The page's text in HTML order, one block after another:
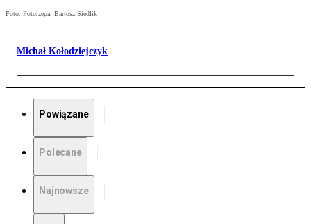
Foto: Fotorzepa, Bartosz Siedlik
Michał Kołodziejczyk
Powiązane
Polecane
Najnowsze